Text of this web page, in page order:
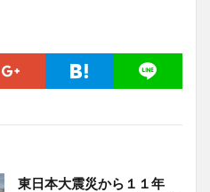
東日本大震災から１１年